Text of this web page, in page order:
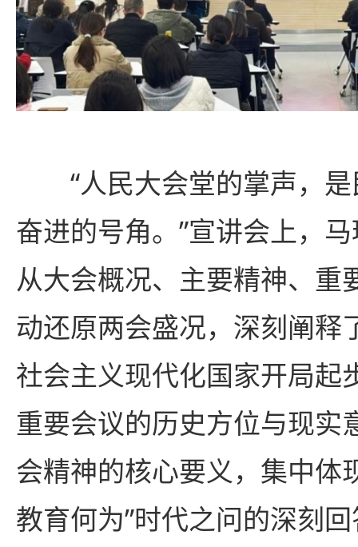
“人民大会堂的掌声，
奋进的号角。”宣讲会上，
从大会概况、主要精神、重
动还原两会盛况，深刻阐释
社会主义现代化国家开局起
重要会议的历史方位与现实
会精神的核心要义，集中体
教育何为”时代之问的深刻